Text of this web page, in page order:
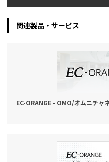
関連製品・サービス
EC-ORANGE - OMO/オムニチャ